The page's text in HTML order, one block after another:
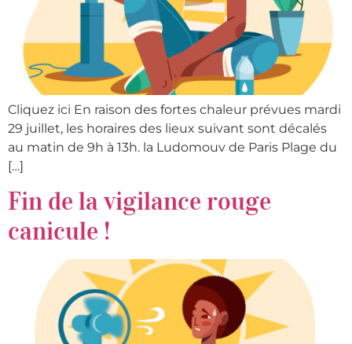
Cliquez ici En raison des fortes chaleur prévues mardi
29 juillet, les horaires des lieux suivant sont décalés
au matin de 9h à 13h. la Ludomouv de Paris Plage du
[…]
Fin de la vigilance rouge
canicule !